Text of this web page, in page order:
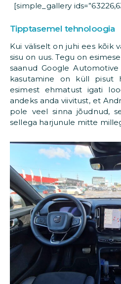
[simple_gallery
Tipptasemel tehnoloogia
Kui väliselt on juhi ees kõik
sisu on uus. Tegu on
saanud Google
kasutamine on küll pisut
esimest ehmatust igati
andeks anda viivitust, et
pole veel sinna jõudnud,
sellega harjunule mitte